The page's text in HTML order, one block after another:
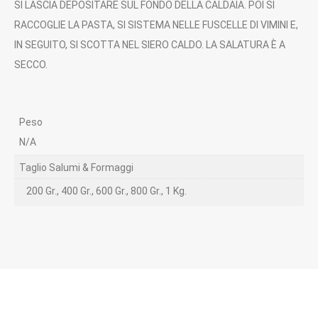
SI LASCIA DEPOSITARE SUL FONDO DELLA CALDAIA. POI SI
RACCOGLIE LA PASTA, SI SISTEMA NELLE FUSCELLE DI VIMINI E,
IN SEGUITO, SI SCOTTA NEL SIERO CALDO. LA SALATURA È A
SECCO.
Peso
N/A
Taglio Salumi & Formaggi
200 Gr., 400 Gr., 600 Gr., 800 Gr., 1 Kg.